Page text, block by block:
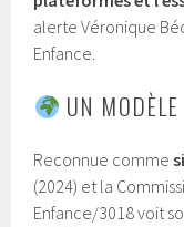
alerte Véronique
Enfance.
UN
Reconnue comme
(2024) et la
Enfance/3018 voit